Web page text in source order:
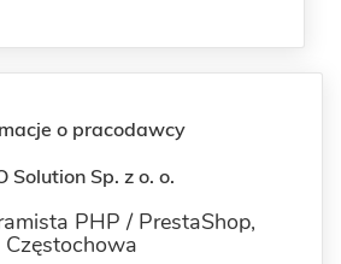
o pracodawcy
Solution Sp. z o. o.
PHP / PrestaShop,
Częstochowa